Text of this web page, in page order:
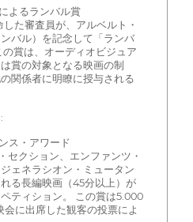
よるランバル賞
た審査員が、アルベルト・
バル）を記念して「ランバ
賞は、オーディオビジュア
賞の対象となる映画の制
関係者に明瞭に授与される
ス・アワード
セクション、エンファンツ・
ェネラシオン・ミュータン
る長編映画（45分以上）が
ティション。 この賞は5.000
会に出席した観客の投票によ